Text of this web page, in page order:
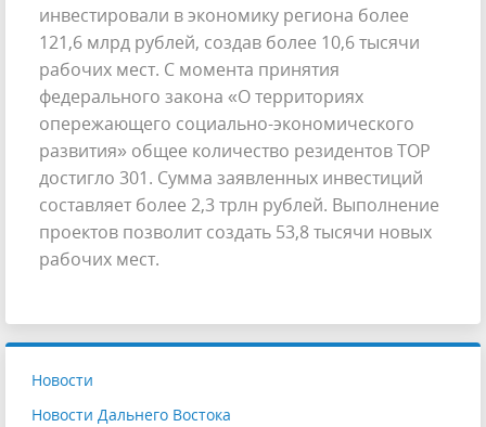
инвестировали в экономику региона более
121,6 млрд рублей, создав более 10,6 тысячи
рабочих мест. С момента принятия
федерального закона «О территориях
опережающего социально-экономического
развития» общее количество резидентов ТОР
достигло 301. Сумма заявленных инвестиций
составляет более 2,3 трлн рублей. Выполнение
проектов позволит создать 53,8 тысячи новых
рабочих мест.
Новости
Новости Дальнего Востока